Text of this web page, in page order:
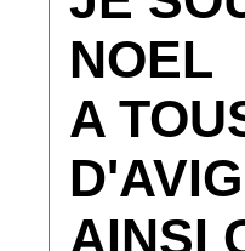
NOEL
A
AINSI